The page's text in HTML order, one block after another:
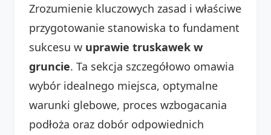
Zrozumienie kluczowych zasad i właściwe
przygotowanie stanowiska to fundament
sukcesu w uprawie truskawek w
gruncie. Ta sekcja szczegółowo omawia
wybór idealnego miejsca, optymalne
warunki glebowe, proces wzbogacania
podłoża oraz dobór odpowiednich